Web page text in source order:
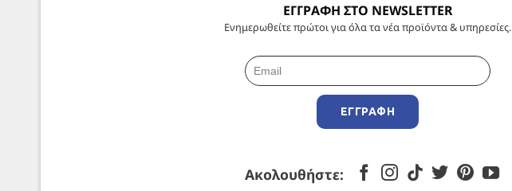
ΕΓΓΡΑΦΗ ΣΤΟ NEWSLETTER
Ενημερωθείτε πρώτοι για όλα τα νέα προϊόντα & υπηρεσίες.
ΕΓΓΡΑΦΉ
Ακολουθήστε: